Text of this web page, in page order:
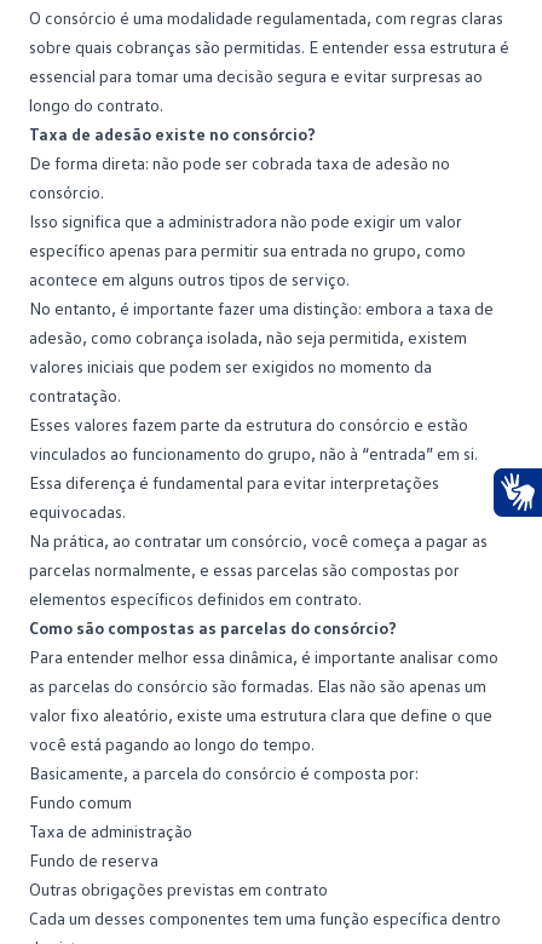
O consórcio é uma modalidade regulamentada, com regras claras
sobre quais cobranças são permitidas. E entender essa estrutura é
essencial para tomar uma decisão segura e evitar surpresas ao
longo do contrato.
Taxa de adesão existe no consórcio?
De forma direta: não pode ser cobrada taxa de adesão no
consórcio.
Isso significa que a administradora não pode exigir um valor
específico apenas para permitir sua entrada no grupo, como
acontece em alguns outros tipos de serviço.
No entanto, é importante fazer uma distinção: embora a taxa de
adesão, como cobrança isolada, não seja permitida, existem
valores iniciais que podem ser exigidos no momento da
contratação.
Esses valores fazem parte da estrutura do consórcio e estão
vinculados ao funcionamento do grupo, não à “entrada” em si.
Essa diferença é fundamental para evitar interpretações
equivocadas.
Na prática, ao contratar um consórcio, você começa a pagar as
parcelas normalmente, e essas parcelas são compostas por
elementos específicos definidos em contrato.
Como são compostas as parcelas do consórcio?
Para entender melhor essa dinâmica, é importante analisar como
as parcelas do consórcio são formadas. Elas não são apenas um
valor fixo aleatório, existe uma estrutura clara que define o que
você está pagando ao longo do tempo.
Basicamente, a parcela do consórcio é composta por:
Fundo comum
Taxa de administração
Fundo de reserva
Outras obrigações previstas em contrato
Cada um desses componentes tem uma função específica dentro